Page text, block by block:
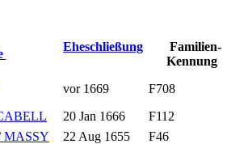
Eheschließung
Familien-
Kennung
vor 1669
F708
20 Jan 1666
F112
MASSY 22 Aug 1655
F46